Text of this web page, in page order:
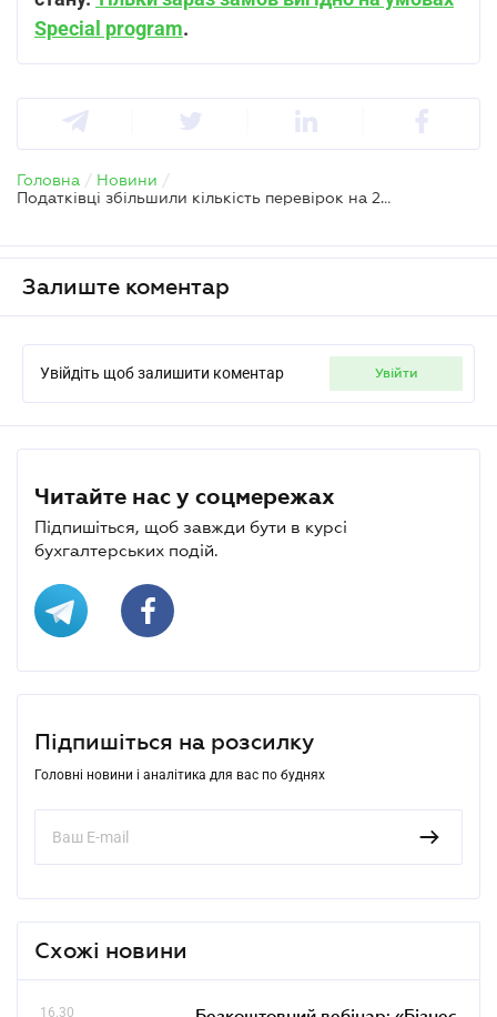
Special program.
Головна / Новини /
Податківці збільшили кількість перевірок на 2024 рік: оновлено План-графік
Залиште коментар
Увійдіть щоб залишити коментар увійти
Читайте нас у соцмережах
Підпишіться, щоб завжди бути в курсі
бухгалтерських подій.
Підпишіться на розсилку
Головні новини і аналітика для вас по буднях
Схожі новини
16.30